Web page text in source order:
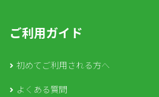
ご利用ガイド
初めてご利用される方へ
よくある質問